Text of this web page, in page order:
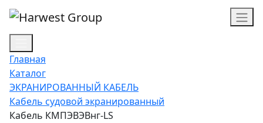
Главная
Каталог
ЭКРАНИРОВАННЫЙ КАБЕЛЬ
Кабель судовой экранированный
Кабель КМПЭВЭВнг-LS